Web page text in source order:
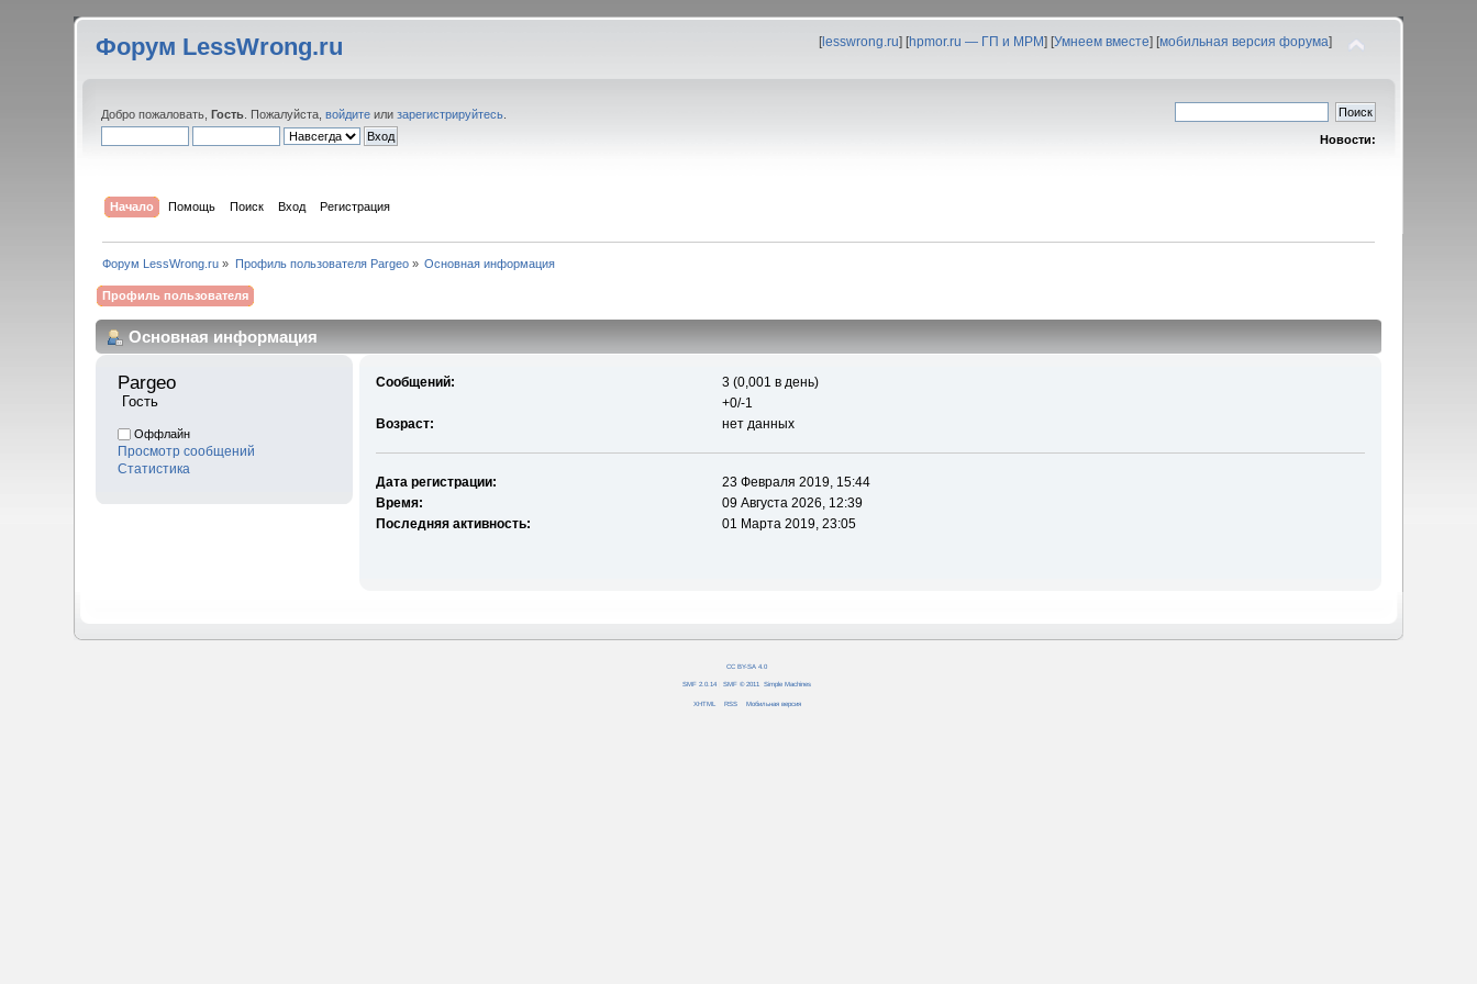
Форум LessWrong.ru [lesswrong.ru] [hpmor.ru — ГП и МРМ] [Умнеем вместе] [мобильная версия форума]
Добро пожаловать,Гость . Пожалуйста,войдите илизарегистрируйтесь
Новости:
Начало Помощь Поиск Вход Регистрация
Форум LessWrong.ru » Профиль пользователя Pargeo» Основная информация
Профиль пользователя
Основная информация
Pargeo
Гость
Оффлайн
Просмотр сообщений
Статистика
Сообщений:
3 (0,001 в день)
+0/-1
Возраст:
нет данных
Дата регистрации:
23 Февраля 2019, 15:44
Время:
09 Августа 2026, 12:39
Последняя активность:
01 Марта 2019, 23:05
CC BY-SA 4.0
SMF 2.0.14 SMF © 2011 Simple Machines
XHTML RSS Мобильная версия